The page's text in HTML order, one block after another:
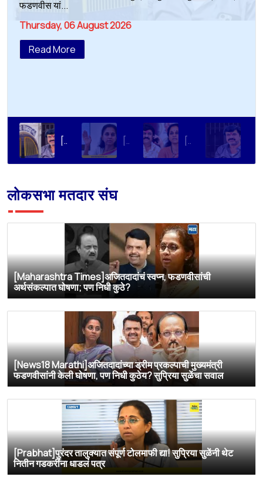
फडणवीस यां...
Thursday, 06 August 2026
Read More
[Loksatta]संतोष देशमुख हत्या प्रकरण : वाल्मिक कराडची रवानगी नागपूर कारागृहात करण्याची सुप्रिया सुळेंची मागणी [Dainik Prabhat]‘वाल्मिक कराडला बीड कारागृहातून नागपूरला हलवा’; सुप्रिया सुळेंची मुख्यमंत्र्यांकडे मोठी मागणी [Deshonnati]वाल्मिक कराडला बीड कारागृहातून नागपूरला हलवणार? सुप्रिया सुळे यांची मुख्यमंत्र्यांकडे मोठी मागणी
लोकसभा मतदार संघ
[Maharashtra Times]अजितदादांचं स्वप्न, फडणवीसांची
अर्थसंकल्पात घोषणा; पण निधी कुठे?
[News18 Marathi]अजितदादांच्या ड्रीम प्रकल्पाची मुख्यमंत्री
फडणवीसांनी केली घोषणा, पण निधी कुठेय? सुप्रिया सुळेंचा सवाल
[Prabhat]पुरंदर तालुक्यात संपूर्ण टोलमाफी द्या! सुप्रिया सुळेंनी थेट
नितीन गडकरींना धाडलं पत्र